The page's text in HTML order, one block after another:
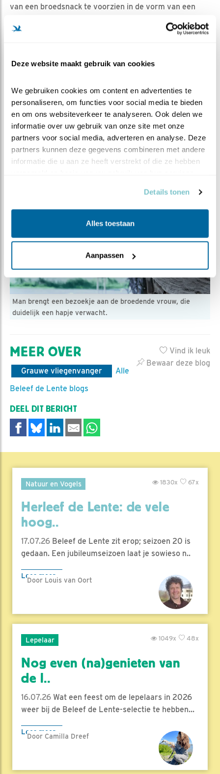
Deze website maakt gebruik van cookies
We gebruiken cookies om content en advertenties te
personaliseren, om functies voor social media te bieden
en om ons websiteverkeer te analyseren. Ook delen we
informatie over uw gebruik van onze site met onze
partners voor social media, adverteren en analyse. Deze
partners kunnen deze gegevens combineren met andere
informatie die u aan ze heeft verstrekt of die ze hebben
Details tonen
Alles toestaan
Aanpassen
van een broedsnack te voorzien in de vorm van een
vliegenvanger zó goed kunnen volgen. We kunnen de
komende weken dus samen nog veel gaan leren over
deze bijzondere Rode Lijst-soort. Hoe vaak komt het
mannetje op bezoek? Hoe zal het vrouwtje omgaan met
de hitte van deze week? En hoeveel jongen zullen we
zien opgroeien in dit prachtige nestje? We gaan het
hopelijk allemaal zien!
Man brengt een bezoekje aan de broedende vrouw, die
duidelijk een hapje verwacht.
Vind ik leuk
Bewaar deze blog
MEER OVER
Grauwe vliegenvanger
Alle
Beleef de Lente blogs
DEEL DIT BERICHT
Natuur en Vogels 67x
1830x
Herleef de Lente: de vele
hoog..
17.07.26 Beleef de Lente zit erop; seizoen 20 is
gedaan. Een jubileumseizoen laat je sowieso n..
Lees meer
Door Louis van Oort
Lepelaar 48x
1049x
Nog even (na)genieten van
de l..
16.07.26 Wat een feest om de lepelaars in 2026
weer bij de Beleef de Lente-selectie te hebben...
Lees meer
Door Camilla Dreef